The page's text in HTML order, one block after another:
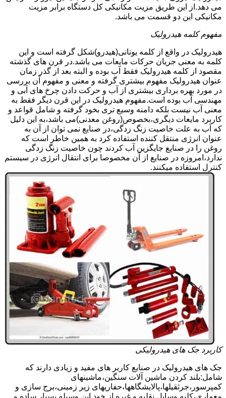
می دهد.از این طریق مزیت مکانیکی کل دستگاه برابر مزیت
مکانیکی این دو قسمت می باشد.
مفهوم کلمه هیدرولیک
هیدرولیک در واقع از کلمه یونانی(هیدرو)شکل گرفته است و این
کلمه به معنی جریان حرکات مایعات می باشد.در قرن های گذشته
مقصود از کلمه هیدرولیک فقط آب بوده و البته بعد از گذر زمان
عنوان هیدرولیک مفهوم بیشتری گرفته و معنی و مفهوم آن بررسی
در مورد بهره برداری بیشتری از آب و حرکت دادن چرخ های آبی و
مهندسی آب بوده است.مفهوم هیدرولیک در این قرن دیگر فقط به
معنی آب نیست بلکه دامنه وسیع تری بخود گرفته و شامل قواعد و
کاربرد مایعات دیگری،بخصوص(روغن معدنی)می باشد،به این دلیل
که آب به علت خاصیت زنگ زدگی،در صنایع نمی توان از آن به
عنوان انرژی منتقل کننده استفاده کرد به همین خاطر است که
روغن را در صنایع جایگزین آب کردند چون خاصیت زنگ زدگی
ندارد،امروزه در صنایع از آن مخصوصا برای انتقال انرژی در سیستم
کنترل استفاده میکنند.
کاربرد جک های هیدرولیکی
جک های هیدرولیک در صنایع کاربر های مفید و زیادی دارند که
شامل:بلند کردن ماشین آلات سنگین،ماشینهای
کمپرسور،جرثقیلها،پالایشگاهها،حفاریهای زیر زمینی،برج سازی و